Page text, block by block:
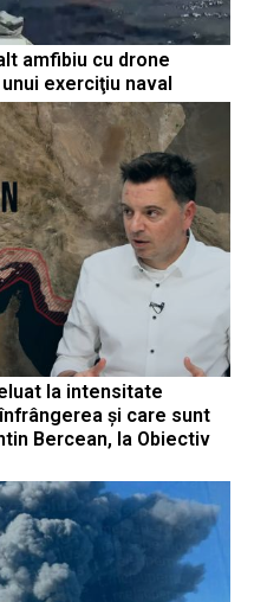
amfibiu cu drone
exerciţiu naval
la intensitate
și care sunt
Bercean, la Obiectiv